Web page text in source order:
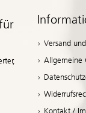
Versand
Allgemeine
Kontakt /